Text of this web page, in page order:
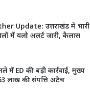
Update: उत्तराखंड में भारी
में यलो अलर्ट जारी, कैलास
में ED की बड़ी कार्रवाई, मुख्य
लाख की संपत्ति अटैच